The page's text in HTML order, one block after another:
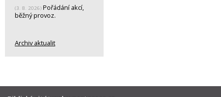
(3. 8. 2026) Pořádání akcí,
běžný provoz.
Archiv aktualit